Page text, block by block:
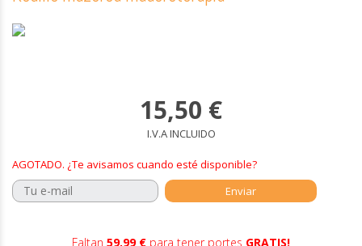
AGOTADO. ¿Te avisamos cuando esté disponible?
15,50 €
I.V.A INCLUIDO
Faltan 59,99 € para tener portes GRATIS!